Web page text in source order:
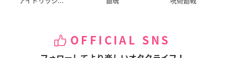
OFFICIAL SNS